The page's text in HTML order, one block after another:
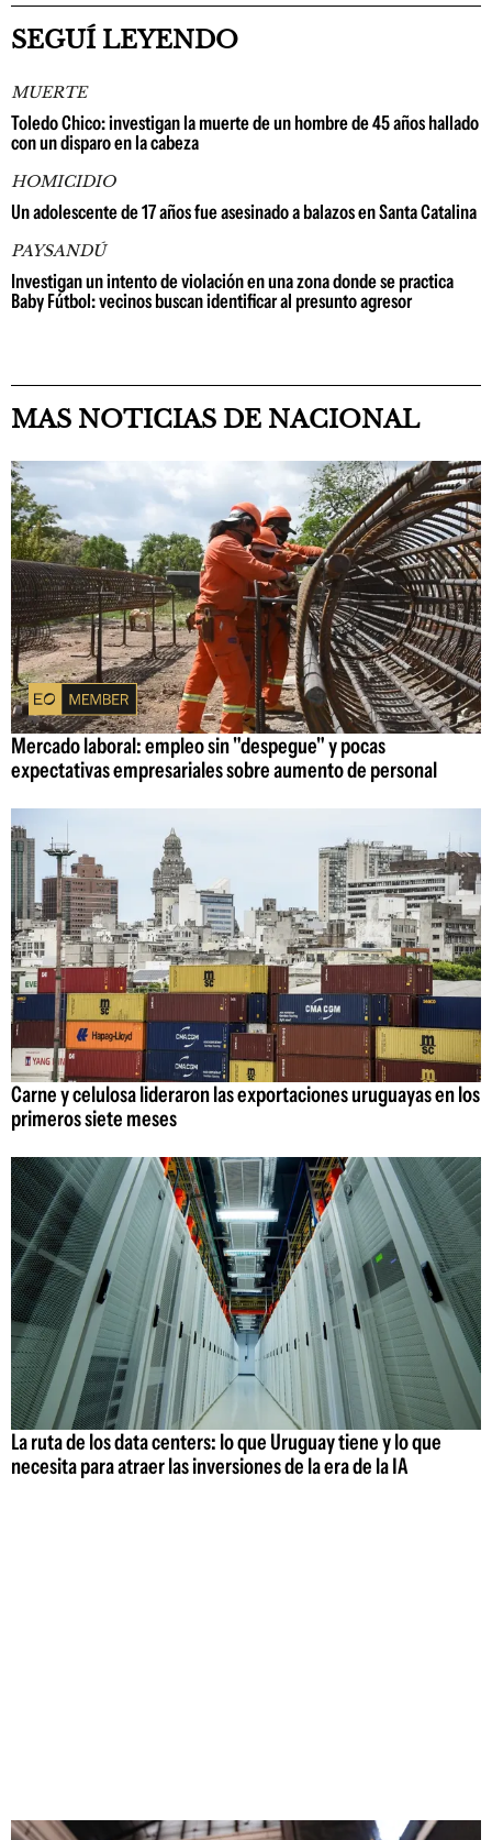
SEGUÍ LEYENDO
MUERTE
Toledo Chico: investigan la muerte de un hombre de 45 años hallado
con un disparo en la cabeza
HOMICIDIO
Un adolescente de 17 años fue asesinado a balazos en Santa Catalina
PAYSANDÚ
Investigan un intento de violación en una zona donde se practica
Baby Fútbol: vecinos buscan identificar al presunto agresor
MAS NOTICIAS DE NACIONAL
Mercado laboral: empleo sin "despegue" y pocas
expectativas empresariales sobre aumento de personal
Carne y celulosa lideraron las exportaciones uruguayas en los
primeros siete meses
La ruta de los data centers: lo que Uruguay tiene y lo que
necesita para atraer las inversiones de la era de la IA